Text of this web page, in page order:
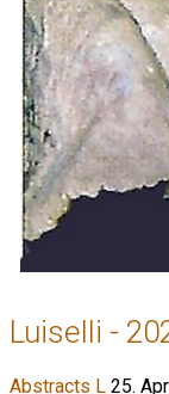
Luiselli -
Abstracts L 25.